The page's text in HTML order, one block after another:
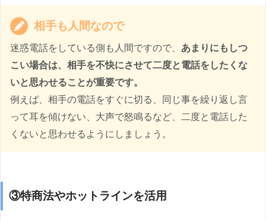
相手も人間なので
迷惑電話をしている側も人間ですので、 あまりにもしつ
こい場合は、相手を不快にさせて二度と電話をしたくな
いと思わせることが重要です。
例えば、相手の電話をすぐに切る、同じ事を繰り返し言
って耳を傾けない、大声で怒鳴るなど、二度と電話した
くないと思わせるようにしましょう。
③特商法やホットラインを活用